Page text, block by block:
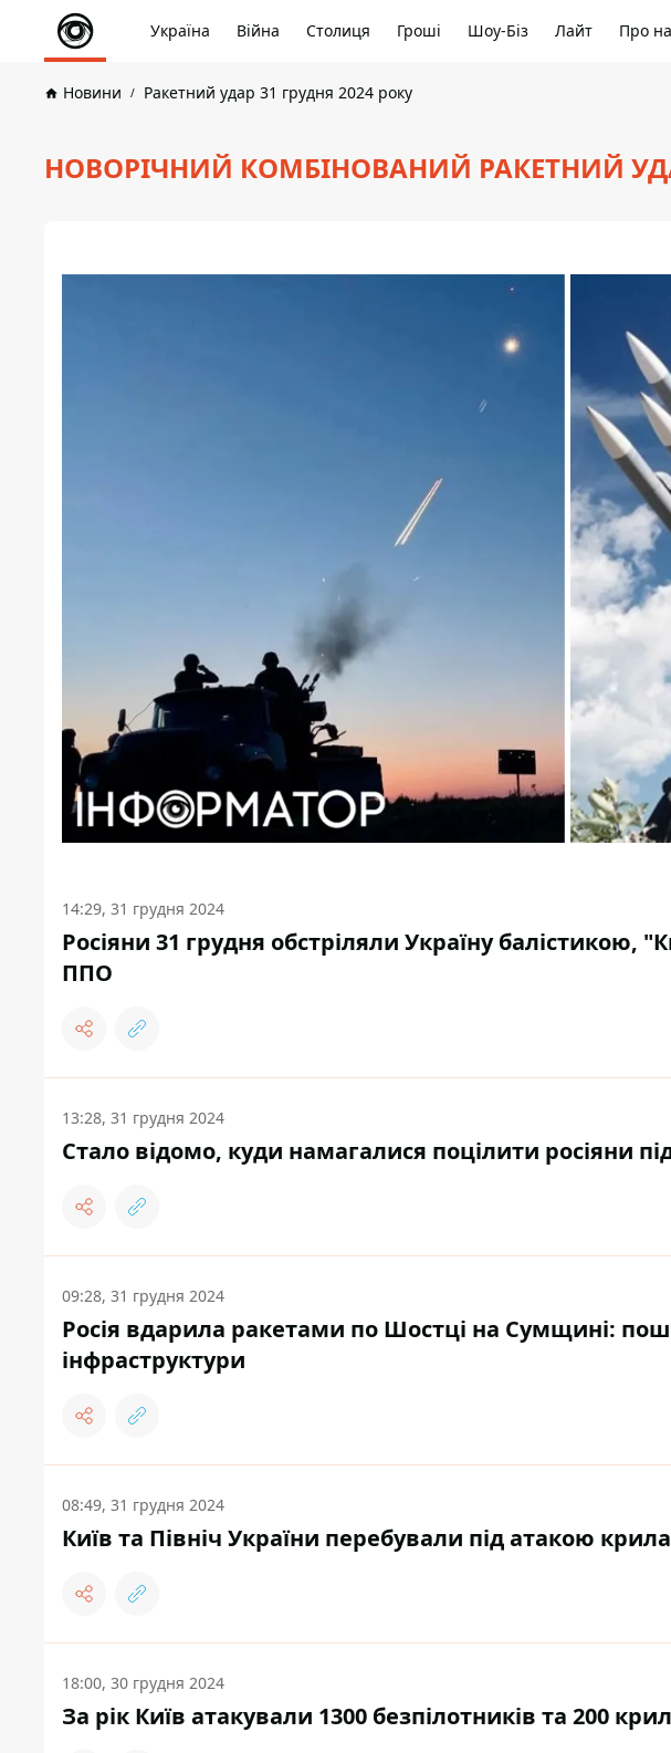
Україна Війна Столиця Гроші Шоу-Біз Лайт Про
Новини Ракетний удар 31 грудня 2024 року
НОВОРІЧНИЙ КОМБІНОВАНИЙ РАКЕТНИЙ
14:29, 31 грудня 2024
Росіяни 31 грудня обстріляли Україну балістикою,
ППО
13:28, 31 грудня 2024
Стало відомо, куди намагалися поцілити росіяни
09:28, 31 грудня 2024
Росія вдарила ракетами по Шостці на Сумщині:
інфраструктури
08:49, 31 грудня 2024
Київ та Північ України перебували під атакою
18:00, 30 грудня 2024
За рік Київ атакували 1300 безпілотників та 200